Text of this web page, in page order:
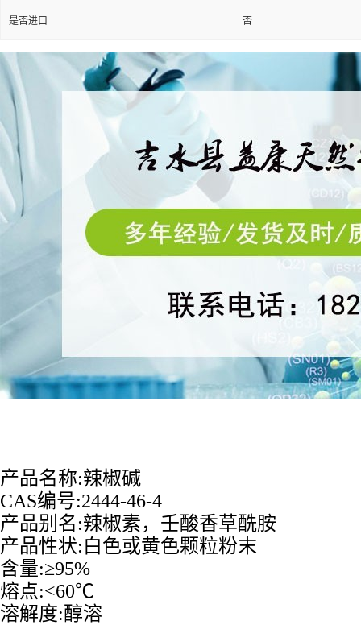
是否进口 否
产品名称:辣椒碱
CAS编号:2444-46-4
产品别名:辣椒素，壬酸香草酰胺
产品性状:白色或黄色颗粒粉末
含量:≥95%
熔点:<60℃
溶解度:醇溶